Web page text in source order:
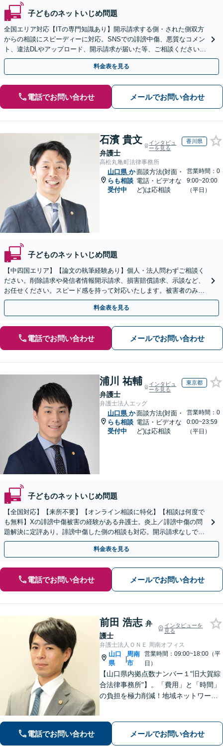
子どものネットいじめ問題
全国エリア対応【ITの専門知識あり】開示請求する側・された側双方
からの相談にスピーディーに対応。SNSでの誹謗中傷、悪質なコメン
ト、違法DLやアップロード、開示請求が届いた等、ご相談ください
【WEB面談OK&解決実績豊富】【千葉中央駅4分】
料金表を見る
電話でお問い合わせ メールでお問い合わせ
石濱 貴文
弁護士
インタビュ
ーを見る
香川県
高松丸亀町法律事務所
山口県 か
らも相談
受付中
面談方法(対面・
電話・ビデオな
ど)は応相談
営業時間：0
9:00~20:00
（平日）
子どものネットいじめ問題
【中四国エリア】【論文の執筆経験あり】個人・法人問わずご相談く
ださい。削除請求や発信者情報開示請求、損害賠償請求、示談など、
お任せください。スピード感を持って対応いたします。被害者のみな
らず加害者のご相談も可能です【夜間・休日面談可】
料金表を見る
電話でお問い合わせ メールでお問い合わせ
浦川 祐輔
弁護士
インタビュ
ーを見る
東京都
弁護士法人エッグ
山口県 か
らも相談
受付中
面談方法(対面・
電話・ビデオな
ど)は応相談
営業時間：0
0:00~23:59
（平日）
子どものネットいじめ問題
【全国対応】【来所不要】【オンライン相談に特化】【相談は何度で
も無料】Xの誹謗中傷被害の経験がある弁護士。炎上／誹謗中傷の問
題解決に定評あり。誹謗中傷した側の相談も対応。開示請求なしで本
人の特定ができる場合もあり。
料金表を見る
電話でお問い合わせ メールでお問い合わせ
前田 浩志 弁
護士
インタビューを
見る
弁護士法人ＯＮＥ 周南オフィス
山口
県
|
周南
市
営業時間：09:00~18:00（平
日）
【山口県内拠点数ナンバー１"旧大賀綜
合法律事務所"】。「費用」と「時間」
の負担を極力削減！地域ネットワーク
続・遺言に強い】不動産の売却や相続
税対策なども親身に対応◎
電話でお問い合わせ メールでお問い合わせ